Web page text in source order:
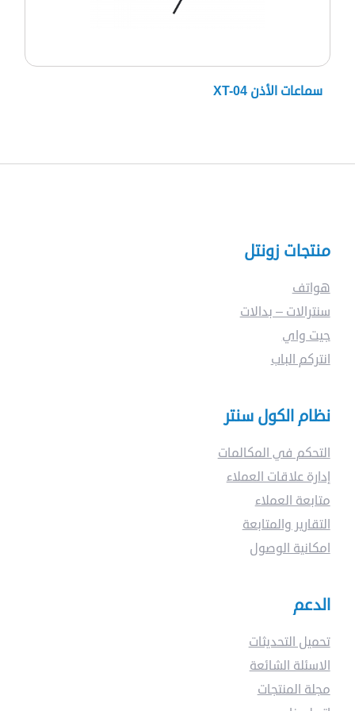
عن
؟
سماعات الأذن XT-04
منتجات زونتل
هواتف
سنترالات – بدالات
جيت واي
انتركم الباب
نظام الكول سنتر
التحكم في المكالمات
إدارة علاقات العملاء
متابعة العملاء
التقارير والمتابعة
امكانية الوصول
الدعم
تحميل التحديثات
الاسئلة الشائعة
مجلة المنتجات